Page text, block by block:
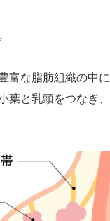
富な脂肪組織の中
葉と乳頭をつなぎ